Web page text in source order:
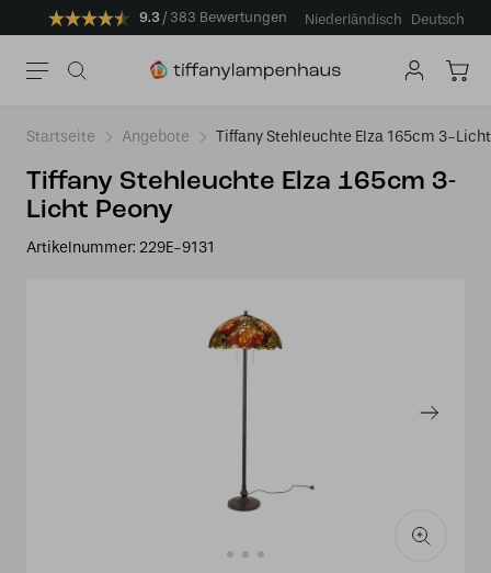
9.3 383 Bewertungen Niederländisch Deutsch
Startseite Angebote Tiffany Stehleuchte Elza 165cm 3-
Tiffany Stehleuchte Elza 165cm 3-
Licht Peony
Artikelnummer: 229E-9131